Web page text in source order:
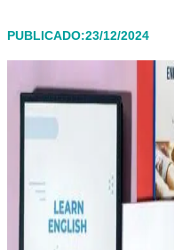
PUBLICADO:23/12/2024